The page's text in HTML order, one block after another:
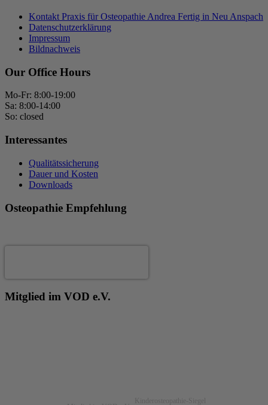
Kontakt Praxis für Osteopathie Andrea Fertig in Neu Anspach
Datenschutzerklärung
Impressum
Bildnachweis
Our Office Hours
Mo-Fr: 8:00-19:00
Sa: 8:00-14:00
So: closed
Interessantes
Qualitätssicherung
Dauer und Kosten
Downloads
Osteopathie Empfehlung
Mitglied im VOD e.V.